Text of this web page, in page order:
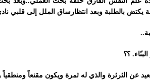
يكتض بالطلبة وبعد انتظارساق الملل إلى قلبي
؟؟
عن الثرثرة والذي له ثمرة ويكون مقنعاً